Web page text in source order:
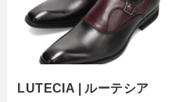
LUTECIA | ルーテシア